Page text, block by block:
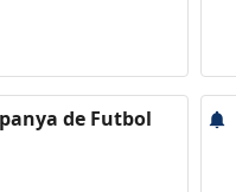
de Futbol